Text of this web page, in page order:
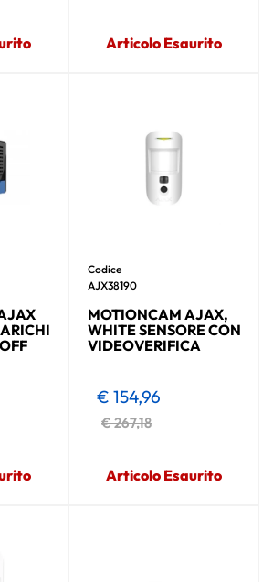
Articolo Esaurito
Codice
AJX38190
MOTIONCAM AJAX,
WHITE SENSORE CON
VIDEOVERIFICA
€ 267,18
€ 154,96
Articolo Esaurito